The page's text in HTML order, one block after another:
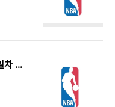
[NBA] 2020-21 시즌 정주행기 195일차 (2021.07.05)